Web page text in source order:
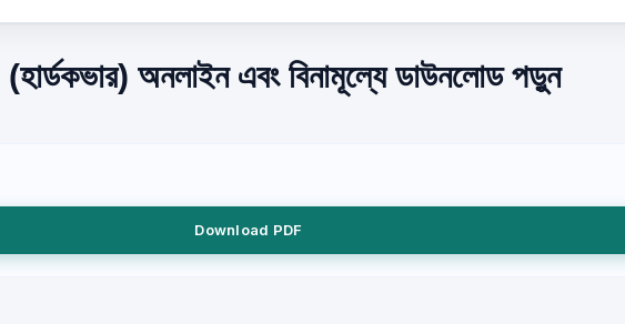
অনলাইন এবং বিনামূল্যে ডাউনলোড পড়ুন
Download PDF